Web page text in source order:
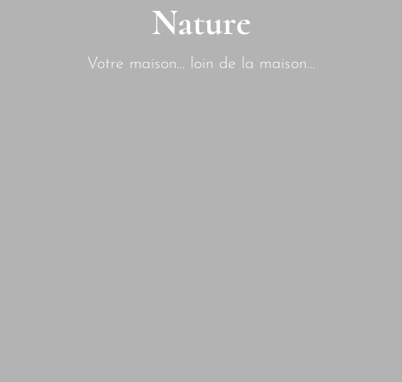
Nature
Votre maison... loin de la maison...